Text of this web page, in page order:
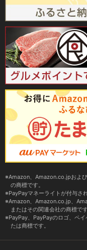
Amazon、Amazon.co.jpおよ
の商標です。
PayPayマネーライトが付与さ
Amazon、Amazon.co.jp、
またはその関連会社の商標です
PayPay、PayPayのロゴ、ペ
たは商標です。